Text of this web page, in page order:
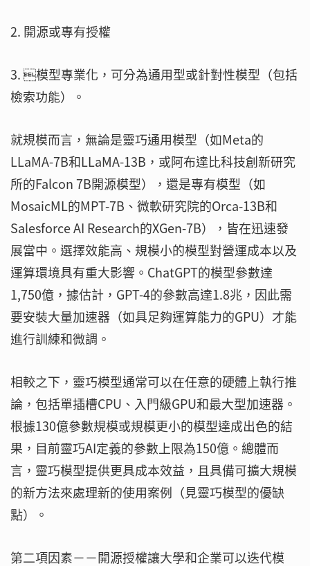
2. 開源或專有授權
3. 模型專業化，可分為通用型或針對性模型（包括
檢索功能）。
就規模而言，無論是靈巧通用模型（如Meta的
LLaMA-7B和LLaMA-13B，或阿布達比科技創新研究
所的Falcon 7B開源模型），還是專有模型（如
MosaicML的MPT-7B、微軟研究院的Orca-13B和
Salesforce AI Research的XGen-7B），皆在迅速發
展當中。選擇效能高、規模小的模型對營運成本以及
運算環境具有重大影響。ChatGPT的模型參數達
1,750億，據估計，GPT-4的參數高達1.8兆，因此需
要安裝大量加速器（如具足夠運算能力的GPU）才能
進行訓練和微調。
相較之下，靈巧模型通常可以在任意的硬體上執行推
論，包括單插槽CPU、入門級GPU和最大型加速器。
根據130億參數規模或規模更小的模型達成出色的結
果，目前靈巧AI定義的參數上限為150億。總體而
言，靈巧模型提供更具成本效益，且具備可擴大規模
的新方法來處理新的使用案例（見靈巧模型的優缺
點）。
第二項因素－－開源授權讓大學和企業可以迭代模